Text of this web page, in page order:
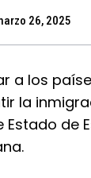
26, 2025
a los
la
de